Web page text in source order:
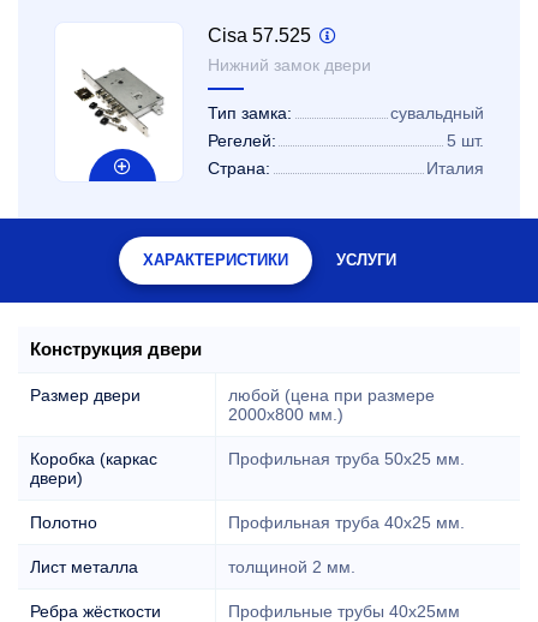
Cisa 57.525
Нижний замок двери
Тип замка:
сувальдный
Регелей:
5 шт.
Страна:
Италия
ХАРАКТЕРИСТИКИ УСЛУГИ
Конструкция двери
Размер двери
любой (цена при размере
2000x800 мм.)
Коробка (каркас
двери)
Профильная труба 50х25 мм.
Полотно Профильная труба 40х25 мм.
Лист металла толщиной 2 мм.
Ребра жёсткости Профильные трубы 40х25мм